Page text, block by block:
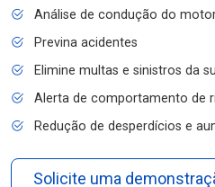
Análise de condução do
Previna acidentes
Elimine multas e sinistros da
Alerta de comportamento de
Redução de desperdícios e
Solicite uma